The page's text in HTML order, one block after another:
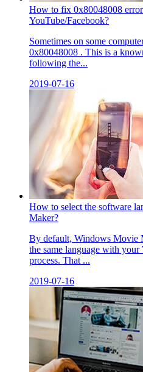
How to fix 0x80048008
YouTube/Facebook?
Sometimes on some
0x80048008 . This is a
following the...
2019-07-16
How to select the software
Maker?
By default, Windows Movie
the same language with
process. That ...
2019-07-16